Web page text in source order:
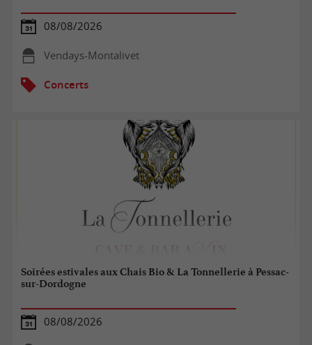
08/08/2026
Vendays-Montalivet
Concerts
Soirées estivales aux Chais Bio & La Tonnellerie à Pessac-
sur-Dordogne
08/08/2026